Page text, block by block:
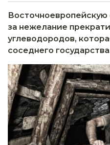
за нежелание
углеводородов,
соседнего